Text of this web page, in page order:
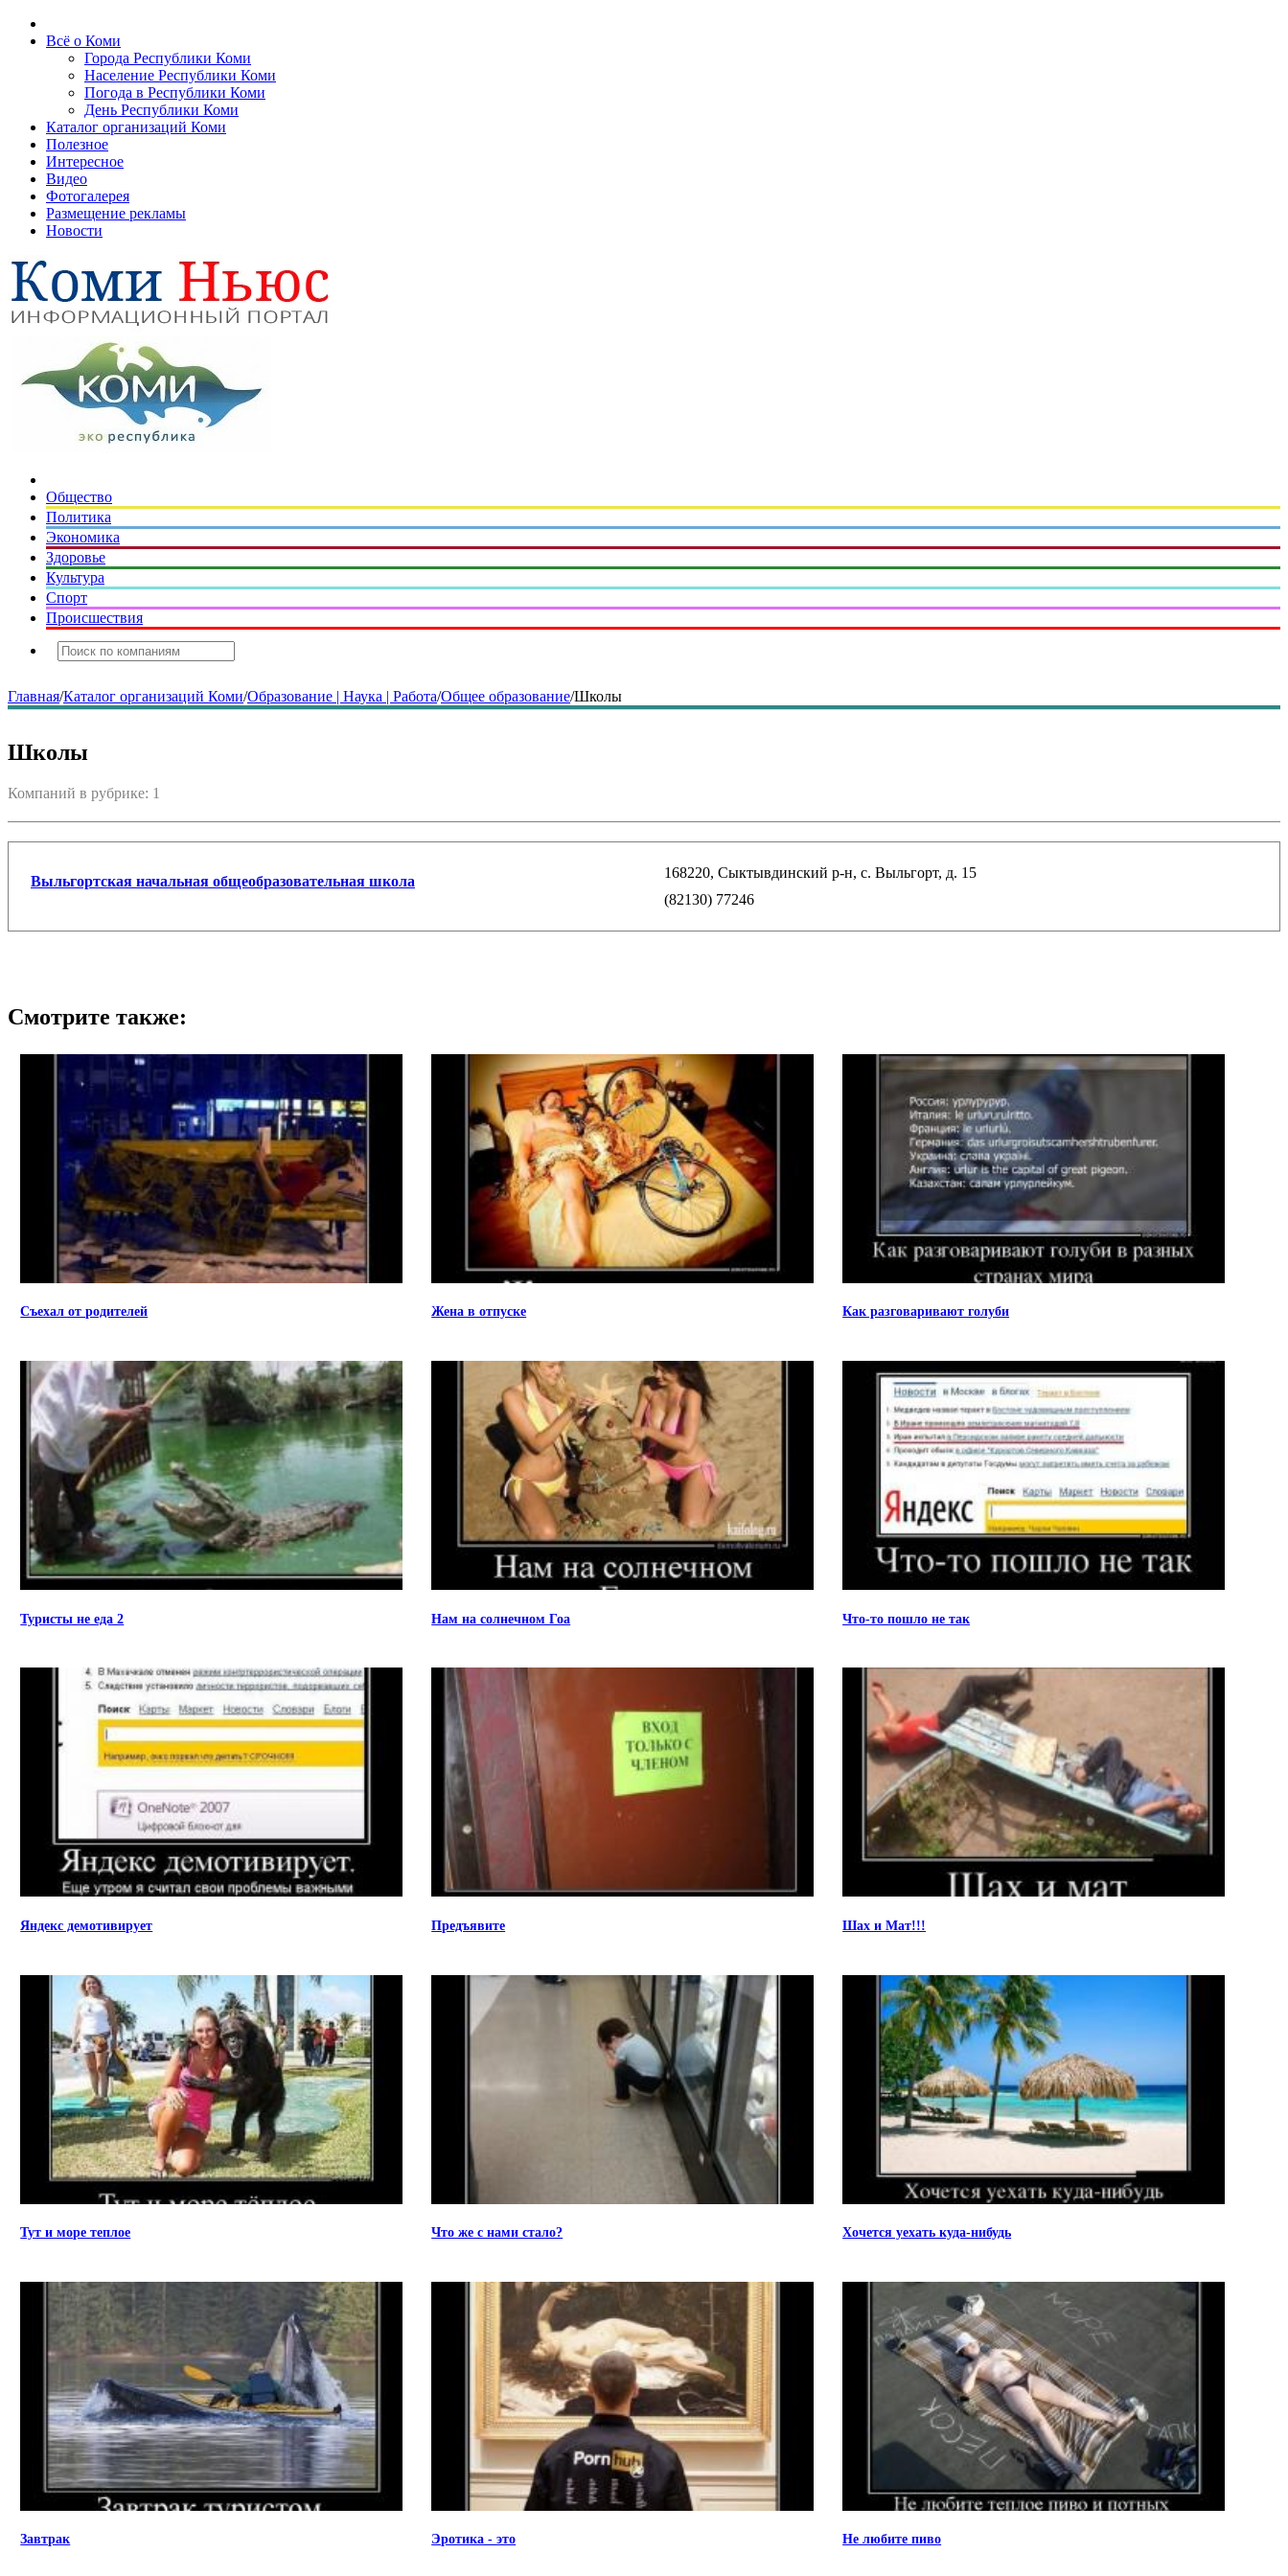
Всё о Коми
Города Республики Коми
Население Республики Коми
Погода в Республики Коми
День Республики Коми
Каталог организаций Коми
Полезное
Интересное
Видео
Фотогалерея
Размещение рекламы
Новости
Общество
Политика
Экономика
Здоровье
Культура
Спорт
Происшествия
Главная/Каталог организаций Коми/Образование | Наука | Работа/Общее образование/Школы
Школы
Компаний в рубрике: 1
Выльгортская начальная общеобразовательная школа
168220, Сыктывдинский р-н, с. Выльгорт, д. 15
(82130) 77246
Смотрите также:
Съехал от родителей Жена в отпуске Как разговаривают голуби
Туристы не еда 2 Нам на солнечном Гоа Что-то пошло не так
Яндекс демотивирует Предъявите Шах и Мат!!!
Тут и море теплое Что же с нами стало? Хочется уехать куда-нибудь
Завтрак Эротика - это Не любите пиво